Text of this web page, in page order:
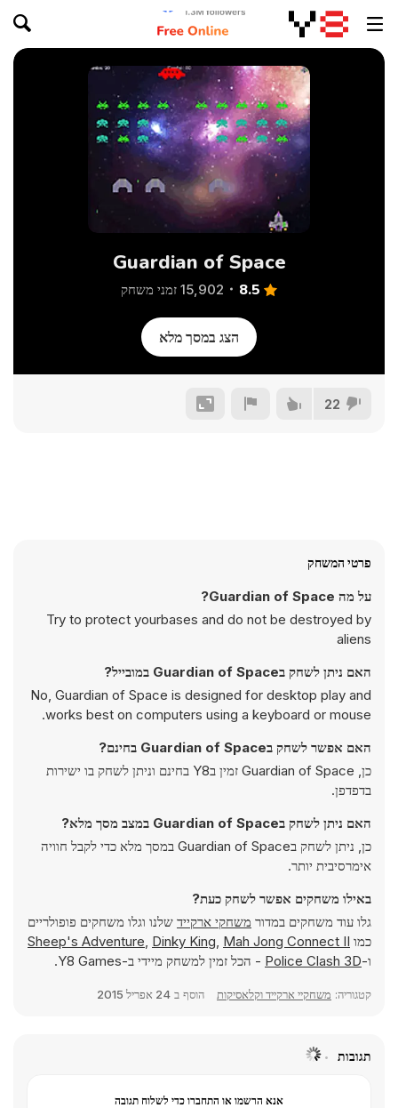
Guardian of Space
8.5 15,902 זמני משחק
הצג במסך מלא
22
פרטי המשחק
על מה Guardian of Space?
Try to protect yourbases and do not be destroyed by
aliens
האם ניתן לשחק בGuardian of Space במובייל?
No, Guardian of Space is designed for desktop play and
works best on computers using a keyboard or mouse.
האם אפשר לשחק בGuardian of Space בחינם?
כן, Guardian of Space זמין בY8 בחינם וניתן לשחק בו ישירות
בדפדפן.
האם ניתן לשחק בGuardian of Space במצב מסך מלא?
כן, ניתן לשחק בGuardian of Space במסך מלא כדי לקבל חוויה
אימרסיבית יותר.
באילו משחקים אפשר לשחק כעת?
גלו עוד משחקים במדור משחקי ארקייד שלנו וגלו משחקים פופולריים
כמו
Sheep's Adventure, Dinky King, Mah Jong Connect II
ו-Police Clash 3D - הכל זמין למשחק מיידי ב-Y8 Games.
קטגוריה: משחקיי ארקייד וקלאסיקות הוסף ב 24 אפריל 2015
תגובות
אנא הרשמו או התחברו כדי לשלוח תגובה